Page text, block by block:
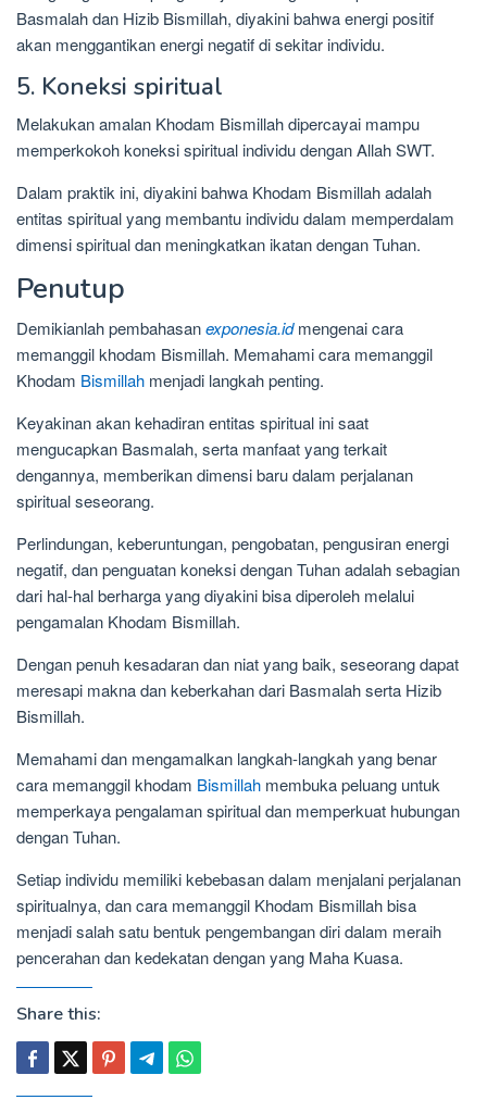
Basmalah dan Hizib Bismillah, diyakini bahwa energi positif
akan menggantikan energi negatif di sekitar individu.
5. Koneksi spiritual
Melakukan amalan Khodam Bismillah dipercayai mampu
memperkokoh koneksi spiritual individu dengan Allah SWT.
Dalam praktik ini, diyakini bahwa Khodam Bismillah adalah
entitas spiritual yang membantu individu dalam memperdalam
dimensi spiritual dan meningkatkan ikatan dengan Tuhan.
Penutup
Demikianlah pembahasanexponesia.idmengenai cara
memanggil khodam Bismillah. Memahami cara memanggil
Khodam Bismillah menjadi langkah penting.
Keyakinan akan kehadiran entitas spiritual ini saat
mengucapkan Basmalah, serta manfaat yang terkait
dengannya, memberikan dimensi baru dalam perjalanan
spiritual seseorang.
Perlindungan, keberuntungan, pengobatan, pengusiran energi
negatif, dan penguatan koneksi dengan Tuhan adalah sebagian
dari hal-hal berharga yang diyakini bisa diperoleh melalui
pengamalan Khodam Bismillah.
Dengan penuh kesadaran dan niat yang baik, seseorang dapat
meresapi makna dan keberkahan dari Basmalah serta Hizib
Bismillah.
Memahami dan mengamalkan langkah-langkah yang benar
cara memanggil khodam Bismillah membuka peluang untuk
memperkaya pengalaman spiritual dan memperkuat hubungan
dengan Tuhan.
Setiap individu memiliki kebebasan dalam menjalani perjalanan
spiritualnya, dan cara memanggil Khodam Bismillah bisa
menjadi salah satu bentuk pengembangan diri dalam meraih
pencerahan dan kedekatan dengan yang Maha Kuasa.
Share this: